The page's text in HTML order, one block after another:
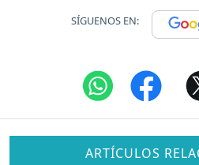
SÍGUENOS EN:
ARTÍCULOS